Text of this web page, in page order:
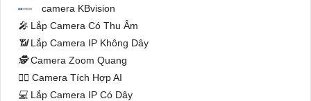
camera KBvision
️🎤️ Lắp Camera Có Thu Âm
📶Lắp Camera IP Không Dây
🕵️Camera Zoom Quang
🧛‍♀️ Camera Tích Hợp AI
💻 Lắp Camera IP Có Dây